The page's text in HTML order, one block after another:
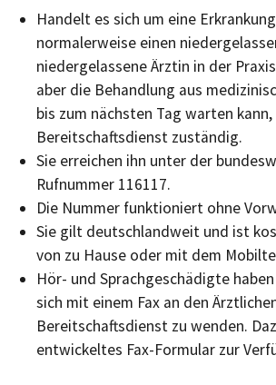
Handelt es sich um eine
normalerweise einen
niedergelassene Ärztin in der
aber die Behandlung aus
bis zum nächsten Tag warten
Bereitschaftsdienst zuständig.
Sie erreichen ihn unter der
Rufnummer 116117.
Die Nummer funktioniert ohne
Sie gilt deutschlandweit und ist
von zu Hause oder mit dem
Hör- und Sprachgeschädigte
sich mit einem Fax an den
Bereitschaftsdienst zu wenden.
entwickeltes Fax-Formular zur